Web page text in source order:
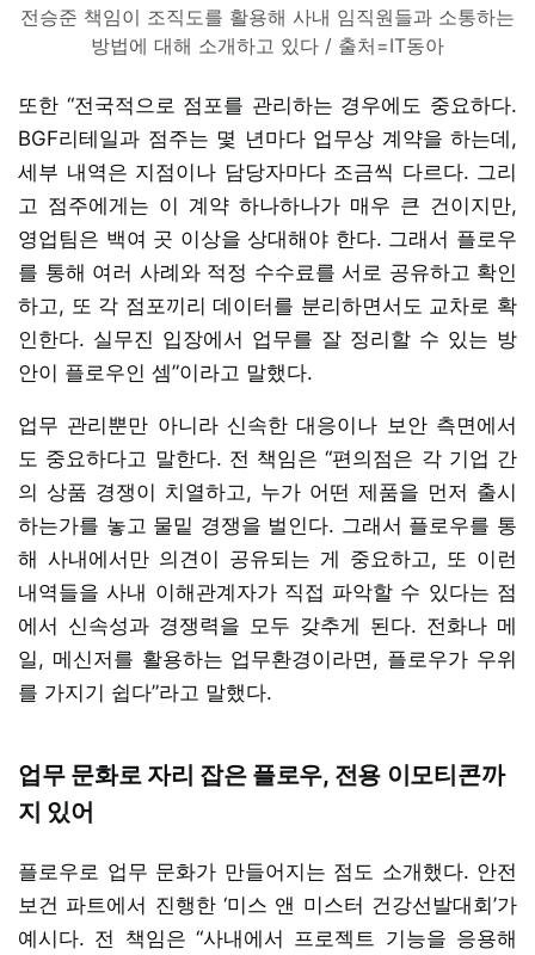
전승준 책임이 조직도를 활용해 사내 임직원들과 소통하는
방법에 대해 소개하고 있다 / 출처=IT동아
또한 “전국적으로 점포를 관리하는 경우에도 중요하다.
BGF리테일과 점주는 몇 년마다 업무상 계약을 하는데,
세부 내역은 지점이나 담당자마다 조금씩 다르다. 그리
고 점주에게는 이 계약 하나하나가 매우 큰 건이지만,
영업팀은 백여 곳 이상을 상대해야 한다. 그래서 플로우
를 통해 여러 사례와 적정 수수료를 서로 공유하고 확인
하고, 또 각 점포끼리 데이터를 분리하면서도 교차로 확
인한다. 실무진 입장에서 업무를 잘 정리할 수 있는 방
안이 플로우인 셈”이라고 말했다.
업무 관리뿐만 아니라 신속한 대응이나 보안 측면에서
도 중요하다고 말한다. 전 책임은 “편의점은 각 기업 간
의 상품 경쟁이 치열하고, 누가 어떤 제품을 먼저 출시
하는가를 놓고 물밑 경쟁을 벌인다. 그래서 플로우를 통
해 사내에서만 의견이 공유되는 게 중요하고, 또 이런
내역들을 사내 이해관계자가 직접 파악할 수 있다는 점
에서 신속성과 경쟁력을 모두 갖추게 된다. 전화나 메
일, 메신저를 활용하는 업무환경이라면, 플로우가 우위
를 가지기 쉽다”라고 말했다.
업무 문화로 자리 잡은 플로우, 전용 이모티콘까
지 있어
플로우로 업무 문화가 만들어지는 점도 소개했다. 안전
보건 파트에서 진행한 ‘미스 앤 미스터 건강선발대회’가
예시다. 전 책임은 “사내에서 프로젝트 기능을 응용해